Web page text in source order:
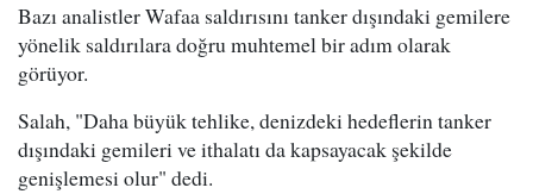
Bazı analistler Wafaa saldırısını tanker dışındaki gemilere
yönelik saldırılara doğru muhtemel bir adım olarak
görüyor.
Salah, "Daha büyük tehlike, denizdeki hedeflerin tanker
dışındaki gemileri ve ithalatı da kapsayacak şekilde
genişlemesi olur" dedi.